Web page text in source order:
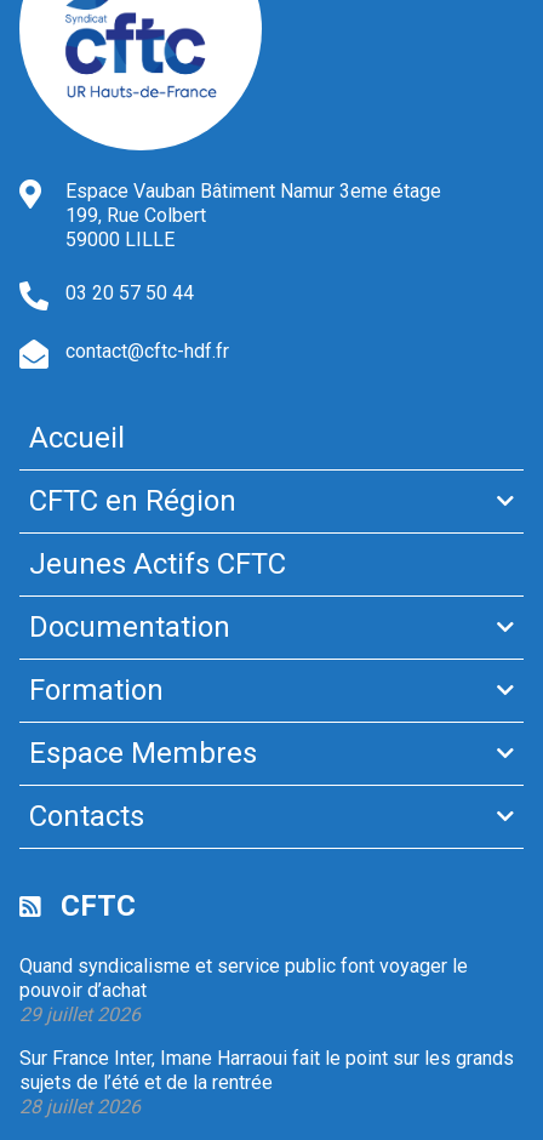
Espace Vauban Bâtiment Namur 3eme étage
199, Rue Colbert
59000 LILLE
03 20 57 50 44
contact@cftc-hdf.fr
Accueil
CFTC en Région
Jeunes Actifs CFTC
Documentation
Formation
Espace Membres
Contacts
CFTC
Quand syndicalisme et service public font voyager le
pouvoir d’achat
29 juillet 2026
Sur France Inter, Imane Harraoui fait le point sur les grands
sujets de l’été et de la rentrée
28 juillet 2026